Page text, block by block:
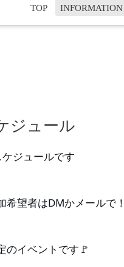
TOP INFORMATION
ジュール
ジュールです
希望者はDMかメールで！
のイベントです🚩